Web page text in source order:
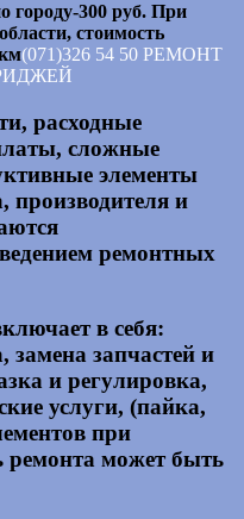
городу-300 руб. При
стоимость
(071)326 54 50 РЕМОНТ
расходные
сложные
элементы
производителя и
ремонтных
в себя:
замена запчастей и
и регулировка,
услуги, (пайка,
при
ремонта может быть